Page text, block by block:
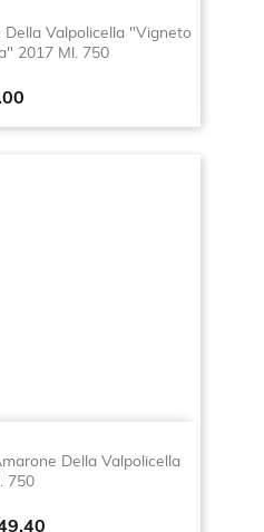
Valpolicella "Vigneto
2017 Ml. 750
Della Valpolicella
750